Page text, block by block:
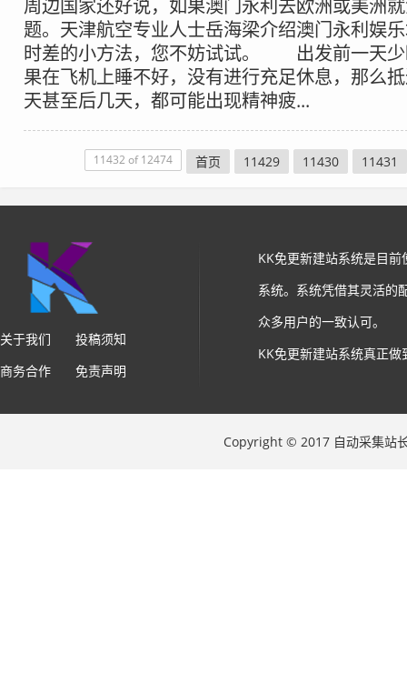
周边国家还好说，如果澳门永利去欧洲或美洲
题。天津航空专业人士岳海梁介绍澳门永利娱
时差的小方法，您不妨试试。 出发前一天少
果在飞机上睡不好，没有进行充足休息，那么
天甚至后几天，都可能出现精神疲...
11432 of 12474 首页 11429 11430 11431
关于我们
投稿须知
商务合作
免责声明
KK免更新建站系统是目
系统。系统凭借其灵活的
众多用户的一致认可。
KK免更新建站系统真正
Copyright © 2017 自动采集站